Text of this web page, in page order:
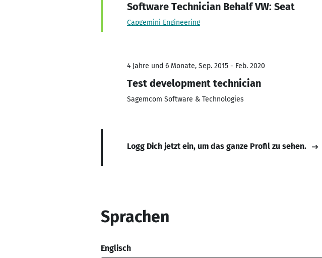
Software Technician Behalf VW: Seat
Capgemini Engineering
4 Jahre und 6 Monate, Sep. 2015 - Feb. 2020
Test development technician
Sagemcom Software & Technologies
Logg Dich jetzt ein, um das ganze Profil zu sehen.
Sprachen
Englisch